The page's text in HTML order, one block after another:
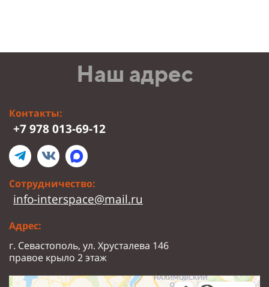
Наш адрес
Контакты:
+7 978 013-69-12
Сотрудничество:
info-interspace@mail.ru
Адрес:
г. Севастополь, ул. Хрусталева 146
правое крыло 2 этаж